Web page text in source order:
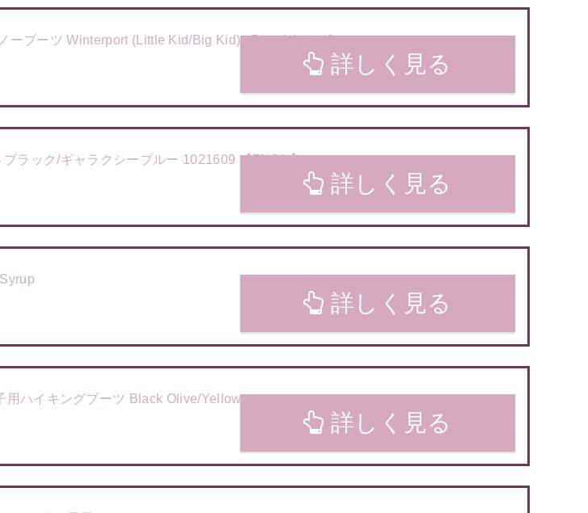
ーブーツ Winterport (Little Kid/Big Kid) - Blue Nights/Greenery
詳しく見る
ラック/ギャラクシーブルー 1021609 【FNON】
詳しく見る
詳しく見る
用ハイキングブーツ Black Olive/Yellow
詳しく見る